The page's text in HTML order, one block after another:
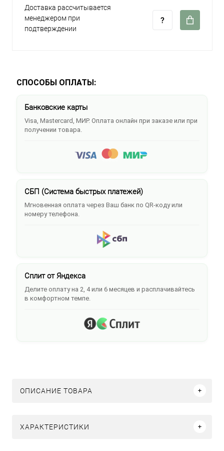
Доставка рассчитывается
менеджером при
подтверждении
СПОСОБЫ ОПЛАТЫ:
Банковские карты
Visa, Mastercard, МИР. Оплата онлайн при заказе или при
получении товара.
СБП (Система быстрых платежей)
Мгновенная оплата через Ваш банк по QR-коду или
номеру телефона.
Сплит от Яндекса
Делите оплату на 2, 4 или 6 месяцев и расплачивайтесь
в комфортном темпе.
ОПИСАНИЕ ТОВАРА
ХАРАКТЕРИСТИКИ